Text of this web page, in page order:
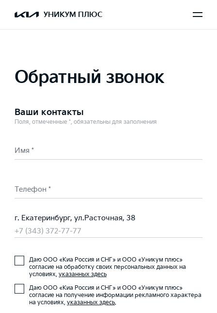
УНИКУМ ПЛЮС
Обратный звонок
Выбран Sportage
Ваши контакты
Поля, отмеченные *, обязательны для заполнения
Имя *
Телефон *
г. Екатеринбург, ул.Расточная, 38
+7 (343) 372-77-77
Даю ООО «Киа Россия и СНГ» и ООО «Уникум плюс»
согласие на обработку своих персональных данных на
условиях, указанных здесь
Даю ООО «Киа Россия и СНГ» и ООО «Уникум плюс»
согласие на получение информации рекламного характера
на условиях, указанных здесь.